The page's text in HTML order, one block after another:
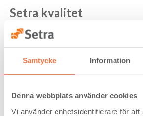
Samtycke Information
Denna webbplats använder cookies
Vi använder enhetsidentifierare för att
Setra kvalitet
Setra arbetar ständigt med kvalitets-
och har en hög takt på investeringar
Merparten av Setras sågverk har
vilket leder till en jämn och stabil
möjlighet till att hantera
produkter och sorteringar på ett